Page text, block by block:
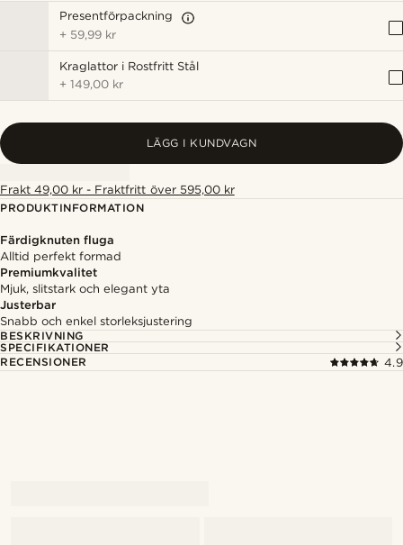
Presentförpackning
+ 59,99 kr
Kraglattor i Rostfritt Stål
+149,00 kr
LÄGG I KUNDVAGN
Frakt 49,00 kr - Fraktfritt över 595,00 kr
PRODUKTINFORMATION
Färdigknuten fluga
Alltid perfekt formad
Premiumkvalitet
Mjuk, slitstark och elegant yta
Justerbar
Snabb och enkel storleksjustering
BESKRIVNING
SPECIFIKATIONER
RECENSIONER
4.9